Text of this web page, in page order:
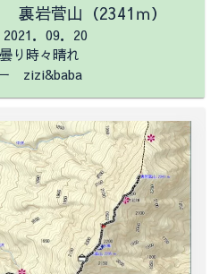
裏岩菅山（2341ｍ）
．09．20
り時々晴れ
zizi&baba